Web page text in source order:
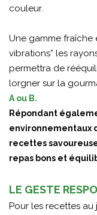
couleur.
Une gamme fraîche
vibrations” les
permettra de
lorgner sur la
A ou B.
Répondant
environnementaux
recettes
repas bons et
LE GESTE
Pour les recettes